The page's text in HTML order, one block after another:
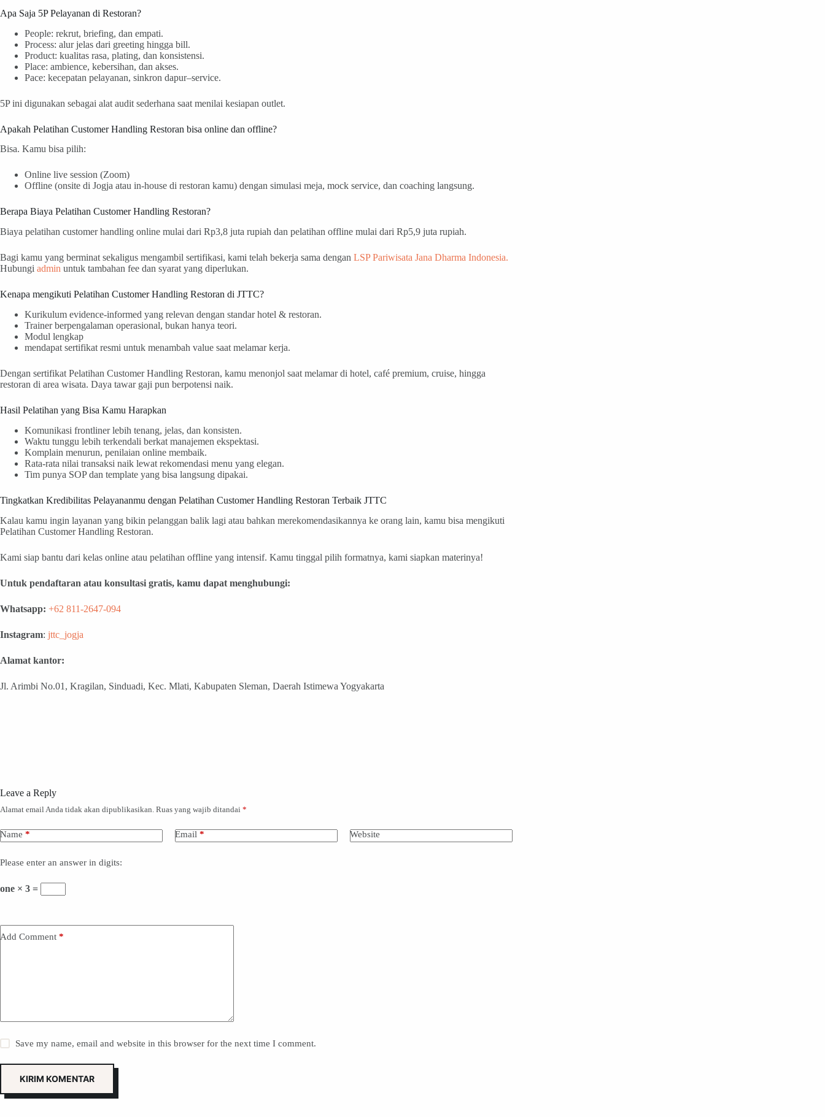
Apa Saja 5P Pelayanan di Restoran?
People: rekrut, briefing, dan empati.
Process: alur jelas dari greeting hingga bill.
Product: kualitas rasa, plating, dan konsistensi.
Place: ambience, kebersihan, dan akses.
Pace: kecepatan pelayanan, sinkron dapur–service.
5P ini digunakan sebagai alat audit sederhana saat menilai kesiapan outlet.
Apakah Pelatihan Customer Handling Restoran bisa online dan offline?
Bisa. Kamu bisa pilih:
Online live session (Zoom)
Offline (onsite di Jogja atau in-house di restoran kamu) dengan simulasi meja, mock service, dan coaching langsung.
Berapa Biaya Pelatihan Customer Handling Restoran?
Biaya pelatihan customer handling online mulai dari Rp3,8 juta rupiah dan pelatihan offline mulai dari Rp5,9 juta rupiah.
Bagi kamu yang berminat sekaligus mengambil sertifikasi, kami telah bekerja sama dengan LSP Pariwisata Jana Dharma Indonesia.
Hubungi admin untuk tambahan fee dan syarat yang diperlukan.
Kenapa mengikuti Pelatihan Customer Handling Restoran di JTTC?
Kurikulum evidence-informed yang relevan dengan standar hotel & restoran.
Trainer berpengalaman operasional, bukan hanya teori.
Modul lengkap
mendapat sertifikat resmi untuk menambah value saat melamar kerja.
Dengan sertifikat Pelatihan Customer Handling Restoran, kamu menonjol saat melamar di hotel, café premium, cruise, hingga
restoran di area wisata. Daya tawar gaji pun berpotensi naik.
Hasil Pelatihan yang Bisa Kamu Harapkan
Komunikasi frontliner lebih tenang, jelas, dan konsisten.
Waktu tunggu lebih terkendali berkat manajemen ekspektasi.
Komplain menurun, penilaian online membaik.
Rata-rata nilai transaksi naik lewat rekomendasi menu yang elegan.
Tim punya SOP dan template yang bisa langsung dipakai.
Tingkatkan Kredibilitas Pelayananmu dengan Pelatihan Customer Handling Restoran Terbaik JTTC
Kalau kamu ingin layanan yang bikin pelanggan balik lagi atau bahkan merekomendasikannya ke orang lain, kamu bisa mengikuti
Pelatihan Customer Handling Restoran.
Kami siap bantu dari kelas online atau pelatihan offline yang intensif. Kamu tinggal pilih formatnya, kami siapkan materinya!
Untuk pendaftaran atau konsultasi gratis, kamu dapat menghubungi:
Whatsapp: +62 811-2647-094
Instagram: jttc_jogja
Alamat kantor:
Jl. Arimbi No.01, Kragilan, Sinduadi, Kec. Mlati, Kabupaten Sleman, Daerah Istimewa Yogyakarta
Leave a Reply
Alamat email Anda tidak akan dipublikasikan. Ruas yang wajib ditandai *
Name * Email * Website
Please enter an answer in digits:
one × 3 =
Add Comment *
Save my name, email and website in this browser for the next time I comment.
KIRIM KOMENTAR